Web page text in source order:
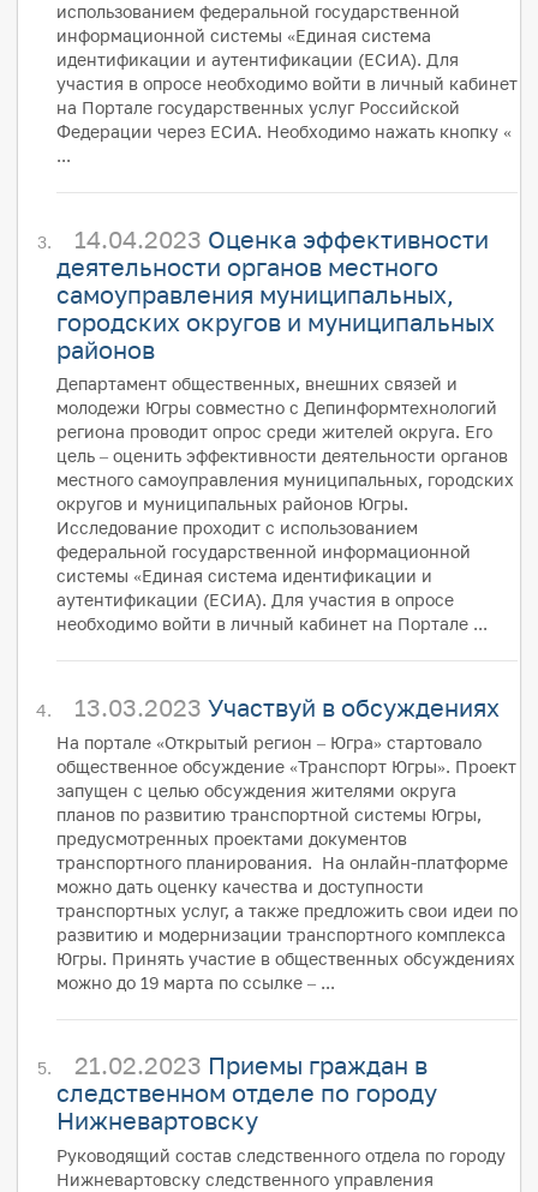
использованием федеральной государственной
информационной системы «Единая система
идентификации и аутентификации (ЕСИА). Для
участия в опросе необходимо войти в личный кабинет
на Портале государственных услуг Российской
Федерации через ЕСИА. Необходимо нажать кнопку «
...
14.04.2023 Оценка эффективности
деятельности органов местного
самоуправления муниципальных,
городских округов и муниципальных
районов
Департамент общественных, внешних связей и
молодежи Югры совместно с Депинформтехнологий
региона проводит опрос среди жителей округа. Его
цель – оценить эффективности деятельности органов
местного самоуправления муниципальных, городских
округов и муниципальных районов Югры.
Исследование проходит с использованием
федеральной государственной информационной
системы «Единая система идентификации и
аутентификации (ЕСИА). Для участия в опросе
необходимо войти в личный кабинет на Портале ...
13.03.2023 Участвуй в обсуждениях
На портале «Открытый регион – Югра» стартовало
общественное обсуждение «Транспорт Югры». Проект
запущен с целью обсуждения жителями округа
планов по развитию транспортной системы Югры,
предусмотренных проектами документов
транспортного планирования. На онлайн-платформе
можно дать оценку качества и доступности
транспортных услуг, а также предложить свои идеи по
развитию и модернизации транспортного комплекса
Югры. Принять участие в общественных обсуждениях
можно до 19 марта по ссылке – ...
21.02.2023 Приемы граждан в
следственном отделе по городу
Нижневартовску
Руководящий состав следственного отдела по городу
Нижневартовску следственного управления